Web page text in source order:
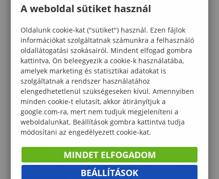
A weboldal sütiket használ
Oldalunk cookie-kat ("sütiket") használ. Ezen fájlok
információkat szolgáltatnak számunkra a felhasználó
oldallátogatási szokásairól. Mindent elfogad gombra
kattintva, Ön beleegyezik a cookie-k használatába,
amelyek marketing és statisztikai adatokat is
szolgáltatnak a rendszer használatához
elengedhetetlenül szükségeseken kívül. Amennyiben
minden cookie-t elutasít, akkor átirányítjuk a
google.com-ra, mert nem tudjuk megjeleníteni a
weboldalunkat. Beállítások gombra kattintva tudja
módosítani az engedélyezett cookie-kat.
MINDET ELFOGADOM
BEÁLLÍTÁSOK